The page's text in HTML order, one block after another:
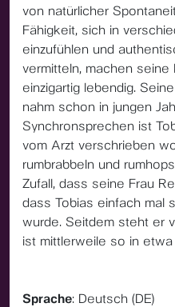
von natürlicher
Fähigkeit, sich in
einzufühlen und
vermitteln, machen
einzigartig lebendig.
nahm schon in jungen
Synchronsprechen ist
vom Arzt verschrieben
rumbrabbeln und
Zufall, dass seine Frau
dass Tobias einfach mal
wurde. Seitdem steht er
ist mittlerweile so in etwa
Sprache: Deutsch (DE)